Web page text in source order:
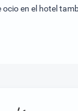
en el hotel